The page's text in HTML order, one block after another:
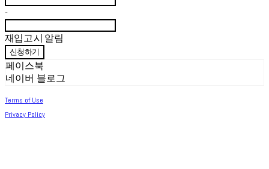
-
재입고 시 알림
신청하기
페이스북
네이버 블로그
Terms of Use
Privacy Policy